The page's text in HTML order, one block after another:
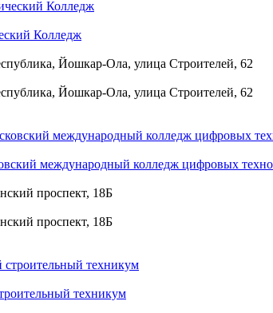
Колледж
Йошкар-Ола, улица Строителей, 62
Йошкар-Ола, улица Строителей, 62
международный колледж цифровых
проспект, 18Б
проспект, 18Б
техникум